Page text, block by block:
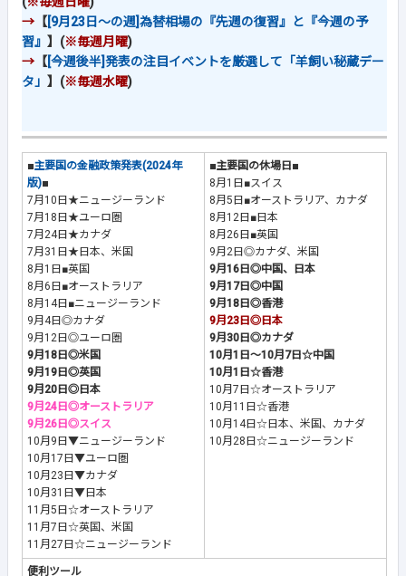
→ 【[9月23日～の週]為替相場の『先週の復習』と『今週の予
習』 】(※毎週月曜)
→ 【[今週後半]発表の注目イベントを厳選して「羊飼い秘蔵デー
タ」 】(※毎週水曜)
■主要国の金融政策発表(2024年
版)■
7月10日★ニュージーランド
7月18日★ユーロ圏
7月24日★カナダ
7月31日★日本、米国
8月1日■英国
8月6日■オーストラリア
8月14日■ニュージーランド
9月4日◎カナダ
9月12日◎ユーロ圏
9月18日◎米国
9月19日◎英国
9月20日◎日本
9月24日◎オーストラリア
9月26日◎スイス
10月9日▼ニュージーランド
10月17日▼ユーロ圏
10月23日▼カナダ
10月31日▼日本
11月5日☆オーストラリア
11月7日☆英国、米国
11月27日☆ニュージーランド
■主要国の休場日■
8月1日■スイス
8月5日■オーストラリア、カナダ
8月12日■日本
8月26日■英国
9月2日◎カナダ、米国
9月16日◎中国、日本
9月17日◎中国
9月18日◎香港
9月23日◎日本
9月30日◎カナダ
10月1日～10月7日☆中国
10月1日☆香港
10月7日☆オーストラリア
10月11日☆香港
10月14日☆日本、米国、カナダ
10月28日☆ニュージーランド
便利ツール